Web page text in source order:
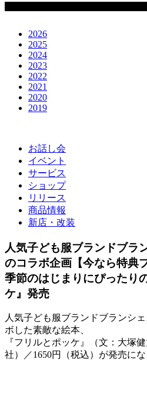
2026
2025
2024
2023
2022
2021
2020
2019
お話し会
イベント
サービス
ショップ
リリース
商品情報
新店・改装
人気子ども服ブランドブラ
のコラボ企画【今なら特典
季節のはじまりにぴったり
ケ』発売
人気子ども服ブランドブランシ
ボした素敵な絵本、
『フリルとポッケ』（文：大
社）／1650円（税込）が発売にな